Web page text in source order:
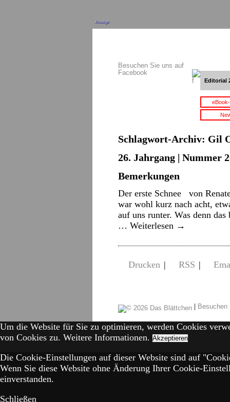
Anzeige
Besuchen Sie uns auf
Facebook
Editorial
Schlagwort-Archiv: Gil
26. Jahrgang | Nummer
Bemerkungen
Der erste Schnee von
war wohl kurz nach acht,
auf uns runter. Was denn
… Weiterlesen →
Drucken | RSS |
|
Um die Website für Sie zu optimieren, werden Cookies
von Cookies zu. Weitere Informationen. Akzeptieren
Die Cookie-Einstellungen auf dieser Website sind auf
Wenn Sie diese Website ohne Änderung Ihrer Cookie-
einverstanden.
Schließen